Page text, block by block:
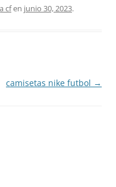
cfen junio 30, 2023.
camisetas nike futbol →